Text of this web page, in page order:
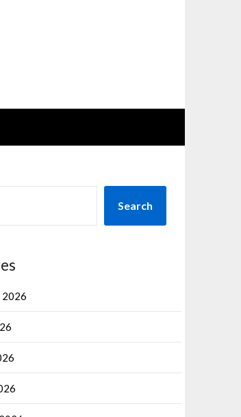
Search
2026